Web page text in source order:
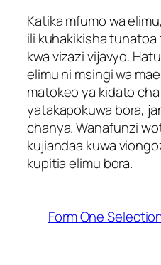
Katika mfumo wa
ili kuhakikisha tunatoa
kwa vizazi vijavyo.
elimu ni msingi wa
matokeo ya kidato
yatakapokuwa bora,
chanya. Wanafunzi
kujiandaa kuwa
kupitia elimu bora.
Form One